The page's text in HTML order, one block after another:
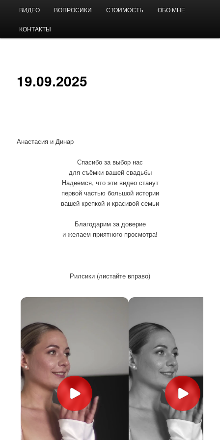
основному
содержимому
Андрей Виноградов
ВИДЕО ВОПРОСИКИ СТОИМОСТЬ ОБО МНЕ
КОНТАКТЫ
19.09.2025
Анастасия и Динар
Спасибо за выбор нас
для съёмки вашей свадьбы
Надеемся, что эти видео станут
первой частью большой истории
вашей крепкой и красивой семьи
Благодарим за доверие
и желаем приятного просмотра!
Рилсики (листайте вправо)